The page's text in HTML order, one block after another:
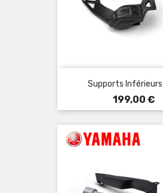
Supports Inférieurs
Prix
199,00 €